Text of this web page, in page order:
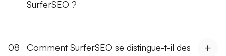
SurferSEO ?
08
Comment SurferSEO se distingue-t-il des